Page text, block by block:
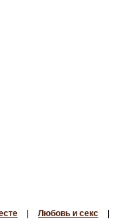
Любовь и секс